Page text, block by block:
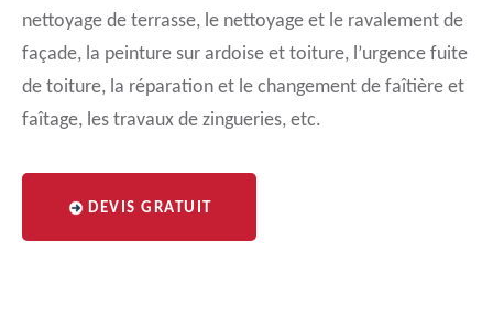
nettoyage de terrasse, le nettoyage et le ravalement de
façade, la peinture sur ardoise et toiture, l’urgence fuite
de toiture, la réparation et le changement de faîtière et
faîtage, les travaux de zingueries, etc.
DEVIS GRATUIT